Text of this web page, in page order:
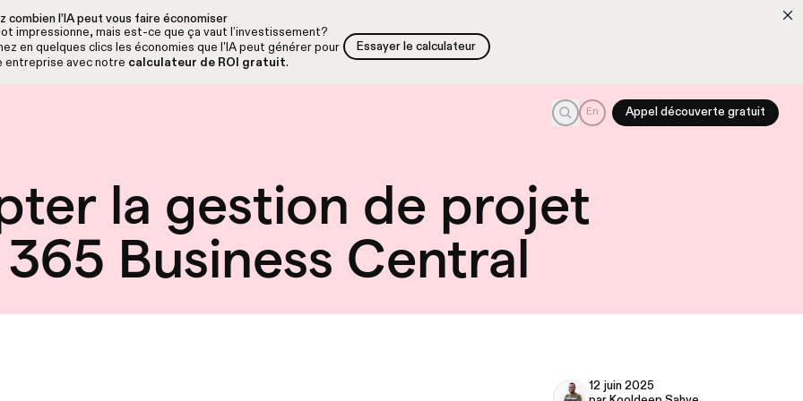
combien l’IA peut vous faire économiser
impressionne, mais est-ce que ça vaut l’investissement?
en quelques clics les économies que l'IA peut générer pour
entreprise avec notre calculateur de ROI gratuit.
Essayer le calculateur
Essayer le calculateur
Recherche
En Appel découverte gratuit
la gestion de projet
Business Central
12 juin 2025